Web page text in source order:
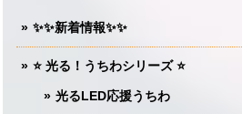
✨✨新着情報✨✨
⭐️ 光る！うちわシリーズ ⭐️
光るLED応援うちわ